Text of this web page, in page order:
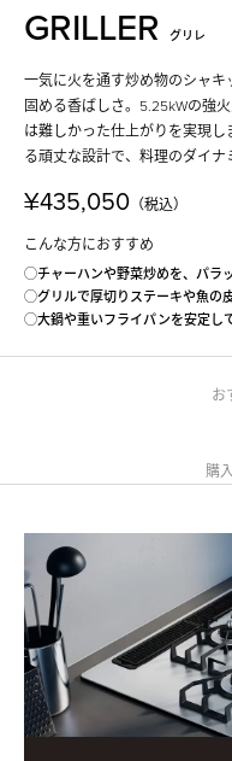
GRILLER グリレ
一気に火を通す炒め物のシャ
固める香ばしさ。5.25kWの強
は難しかった仕上がりを実現
る頑丈な設計で、料理のダイナ
¥435,050 （税込）
こんな方におすすめ
◯チャーハンや野菜炒めを、パラ
◯グリルで厚切りステーキや魚の
◯大鍋や重いフライパンを安定し
お
購